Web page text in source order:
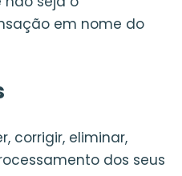
em nome do
corrigir, eliminar,
dos seus